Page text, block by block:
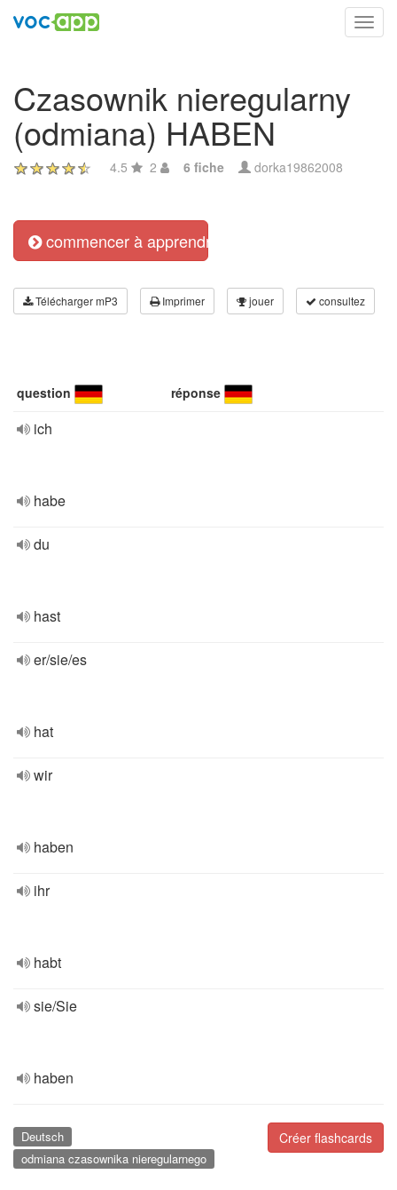
Czasownik nieregularny
(odmiana) HABEN
4.5 2 6 fiche dorka19862008
commencer à apprendre
Télécharger mP3 Imprimer jouer consultez
question réponse
ich
habe
du
hast
er/sie/es
hat
wir
haben
ihr
habt
sie/Sie
haben
Créer flashcards
Deutsch
odmiana czasownika nieregularnego